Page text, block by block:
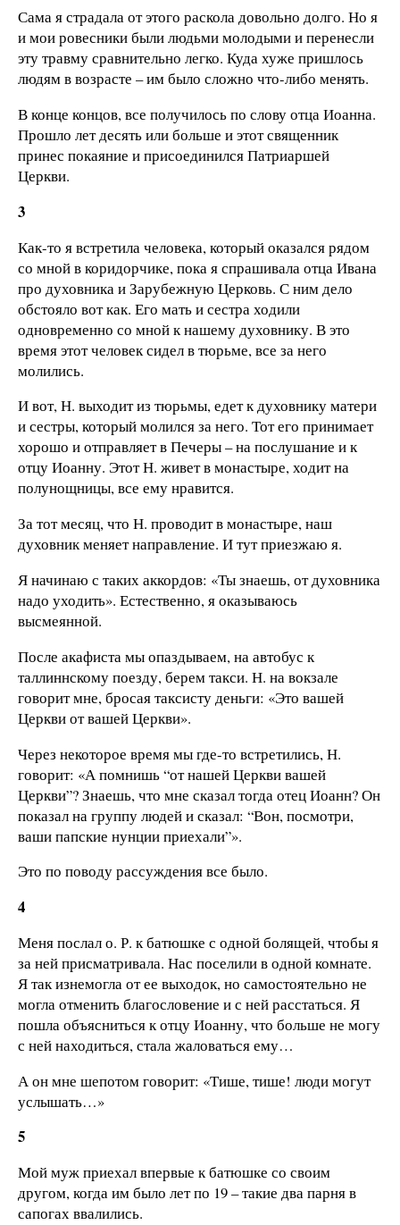
Сама я страдала от этого раскола довольно долго. Но я
и мои ровесники были людьми молодыми и перенесли
эту травму сравнительно легко. Куда хуже пришлось
людям в возрасте – им было сложно что-либо менять.
В конце концов, все получилось по слову отца Иоанна.
Прошло лет десять или больше и этот священник
принес покаяние и присоединился Патриаршей
Церкви.
3
Как-то я встретила человека, который оказался рядом
со мной в коридорчике, пока я спрашивала отца Ивана
про духовника и Зарубежную Церковь. С ним дело
обстояло вот как. Его мать и сестра ходили
одновременно со мной к нашему духовнику. В это
время этот человек сидел в тюрьме, все за него
молились.
И вот, Н. выходит из тюрьмы, едет к духовнику матери
и сестры, который молился за него. Тот его принимает
хорошо и отправляет в Печеры – на послушание и к
отцу Иоанну. Этот Н. живет в монастыре, ходит на
полунощницы, все ему нравится.
За тот месяц, что Н. проводит в монастыре, наш
духовник меняет направление. И тут приезжаю я.
Я начинаю с таких аккордов: «Ты знаешь, от духовника
надо уходить». Естественно, я оказываюсь
высмеянной.
После акафиста мы опаздываем, на автобус к
таллиннскому поезду, берем такси. Н. на вокзале
говорит мне, бросая таксисту деньги: «Это вашей
Церкви от вашей Церкви».
Через некоторое время мы где-то встретились, Н.
говорит: «А помнишь “от нашей Церкви вашей
Церкви”? Знаешь, что мне сказал тогда отец Иоанн? Он
показал на группу людей и сказал: “Вон, посмотри,
ваши папские нунции приехали”».
Это по поводу рассуждения все было.
4
Меня послал о. Р. к батюшке с одной болящей, чтобы я
за ней присматривала. Нас поселили в одной комнате.
Я так изнемогла от ее выходок, но самостоятельно не
могла отменить благословение и с ней расстаться. Я
пошла объясниться к отцу Иоанну, что больше не могу
с ней находиться, стала жаловаться ему…
А он мне шепотом говорит: «Тише, тише! люди могут
услышать…»
5
Мой муж приехал впервые к батюшке со своим
другом, когда им было лет по 19 – такие два парня в
сапогах ввалились.